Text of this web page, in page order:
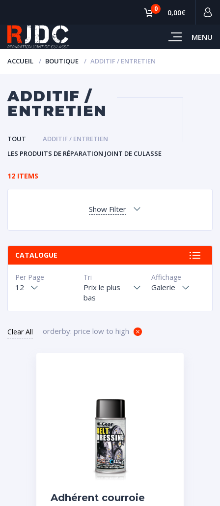
MENU
0 0,00€
ACCUEIL BOUTIQUE ADDITIF / ENTRETIEN
ADDITIF /
ENTRETIEN
TOUT
ADDITIF / ENTRETIEN
LES PRODUITS DE RÉPARATION JOINT DE CULASSE
12 ITEMS
Show Filter
CATALOGUE
Affichage
Galerie
Tri
Prix le plus
bas
Per Page
12
Clear All orderby: price low to high
Adhérent courroie